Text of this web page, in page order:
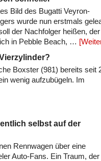
Bild des Bugatti Veyron-
wurde nun erstmals
der Nachfolger heißen, der
in Pebble Beach, …
Boxster (981) bereits seit
wenig aufzubügeln. Im
selbst auf der
Rennwagen über eine
Auto-Fans. Ein Traum,